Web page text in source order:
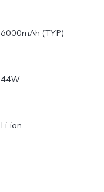
6000mAh (TYP)
44W
Li-ion